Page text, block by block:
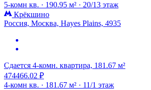
5-комн кв. · 190.95 м² · 20/13 этаж
Крёкшино
Россия, Москва, Hayes Plains, 4935
Сдается 4-комн. квартира, 181.67 м²
474466.02 ₽
4-комн кв. · 181.67 м² · 11/1 этаж